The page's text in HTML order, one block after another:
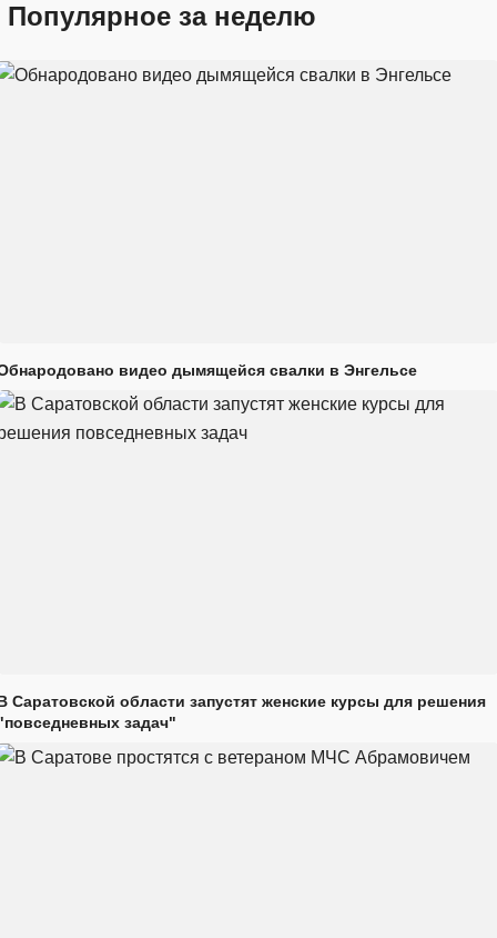
Популярное за неделю
видео дымящейся свалки в Энгельсе
Саратовской области запустят женские курсы для решения
задач"